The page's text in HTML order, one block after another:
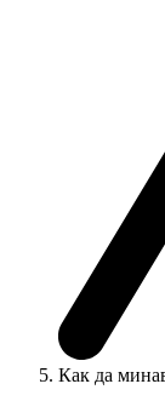
Как да